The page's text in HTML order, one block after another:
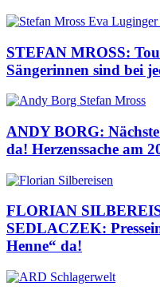
STEFAN MROSS:
Sängerinnen sind bei
ANDY BORG:
da! Herzenssache am
FLORIAN
SEDLACZEK:
Henne“ da!